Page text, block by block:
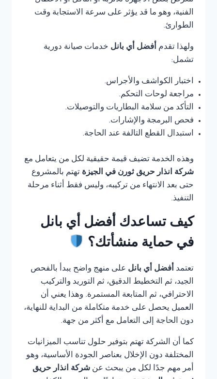
الفنية، وهو ما قد يؤثر على سرعة الاستجابة وقت
الطوارئ.
ولهذا تقدم أفضل أي بانل خدمات صيانة دورية
تشمل:
اختبار الكواشف والأجراس.
مراجعة لوحات التحكم.
التأكد من سلامة البطاريات والتوصيلات.
فحص البرمجة والإشارات.
استبدال القطع التالفة عند الحاجة.
وهذه الخدمة تضيف قيمة حقيقية لكل من يتعامل مع
شركة انذار حريق ثورن في الجيزة تهتم بالمشروع
حتى بعد الانتهاء من تركيبه، وليس فقط أثناء مرحلة
التنفيذ.
كيف تساعدك أفضل أي بانل
في حماية منشأتك؟
تعتمد أفضل أي بانل على منهج واضح يبدأ بالفحص
الجيد، ثم التخطيط الدقيق، ثم التوريد والتركيب
الاحترافي، ثم المتابعة المستمرة. وهذا يعني أن
العميل يحصل على خدمة متكاملة من البداية للنهاية،
دون الحاجة إلى التعامل مع أكثر من جهة.
كما أن الشركة تهتم بتوفير حلول تناسب الميزانيات
المختلفة دون الإخلال بعناصر الجودة الأساسية، وهو
أمر مهم جدًا لكل من يبحث عن شركة انذار حريق